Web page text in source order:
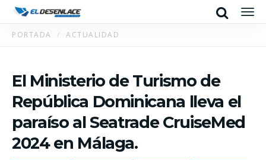
Search
PORTADA ACTUALIDAD
El Ministerio de Turismo de
República Dominicana lleva el
paraíso al Seatrade CruiseMed
2024 en Málaga.